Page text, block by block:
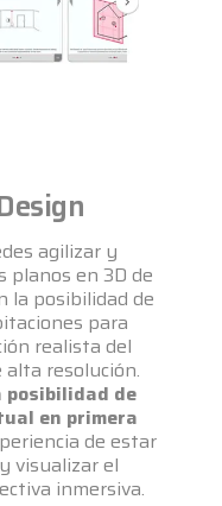
agilizar y
planos en 3D de
la posibilidad de
para
realista del
resolución.
posibilidad de
en primera
de estar
visualizar el
inmersiva.